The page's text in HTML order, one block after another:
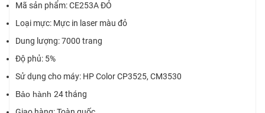
Mã sản phẩm: CE253A ĐỎ
Loại mực: Mực in laser màu đỏ
Dung lượng: 7000 trang
Độ phủ: 5%
Sử dụng cho máy: HP Color CP3525, CM3530
Bảo hành 24 tháng